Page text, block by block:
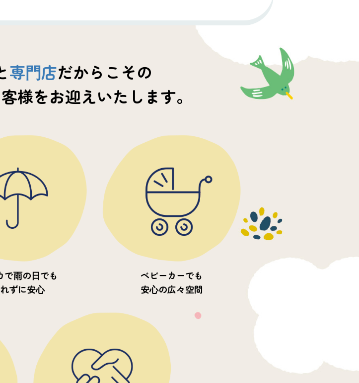
専⾨店だからこその
様をお迎えいたします。
で⾬の⽇でも
ずに安⼼
ベビーカーでも
安⼼の広々空間